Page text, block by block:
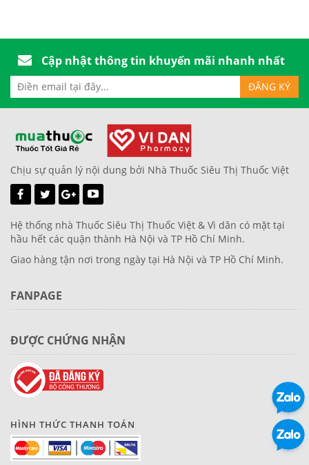
Cập nhật thông tin khuyến mãi nhanh nhất
Chịu sự quản lý nội dung bởi Nhà Thuốc Siêu Thị Thuốc Việt
Hệ thống nhà Thuốc Siêu Thị Thuốc Việt & Vì dân có mặt tại
hầu hết các quận thành Hà Nội và TP Hồ Chí Minh.
Giao hàng tận nơi trong ngày tại Hà Nội và TP Hồ Chí Minh.
FANPAGE
ĐƯỢC CHỨNG NHẬN
HÌNH THỨC THANH TOÁN